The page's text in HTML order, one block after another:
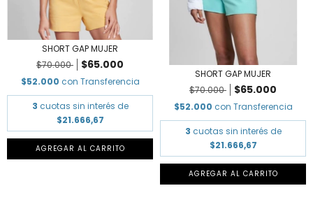
SHORT GAP MUJER
$70.000
$65.000
$52.000 con Transferencia
3 cuotas sin interés de
$21.666,67
AGREGAR AL CARRITO
SHORT GAP MUJER
$70.000
$65.000
$52.000 con Transferencia
3 cuotas sin interés de
$21.666,67
AGREGAR AL CARRITO